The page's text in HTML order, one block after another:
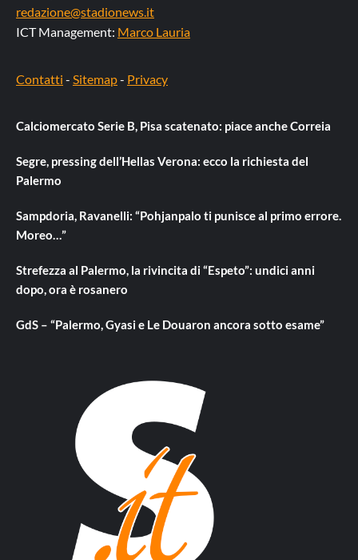
redazione@stadionews.it
ICT Management: Marco Lauria
Contatti - Sitemap- Privacy
Calciomercato Serie B, Pisa scatenato: piace anche Correia
Segre, pressing dell’Hellas Verona: ecco la richiesta del
Palermo
Sampdoria, Ravanelli: “Pohjanpalo ti punisce al primo errore.
Moreo…”
Strefezza al Palermo, la rivincita di “Espeto”: undici anni
dopo, ora è rosanero
GdS – “Palermo, Gyasi e Le Douaron ancora sotto esame”